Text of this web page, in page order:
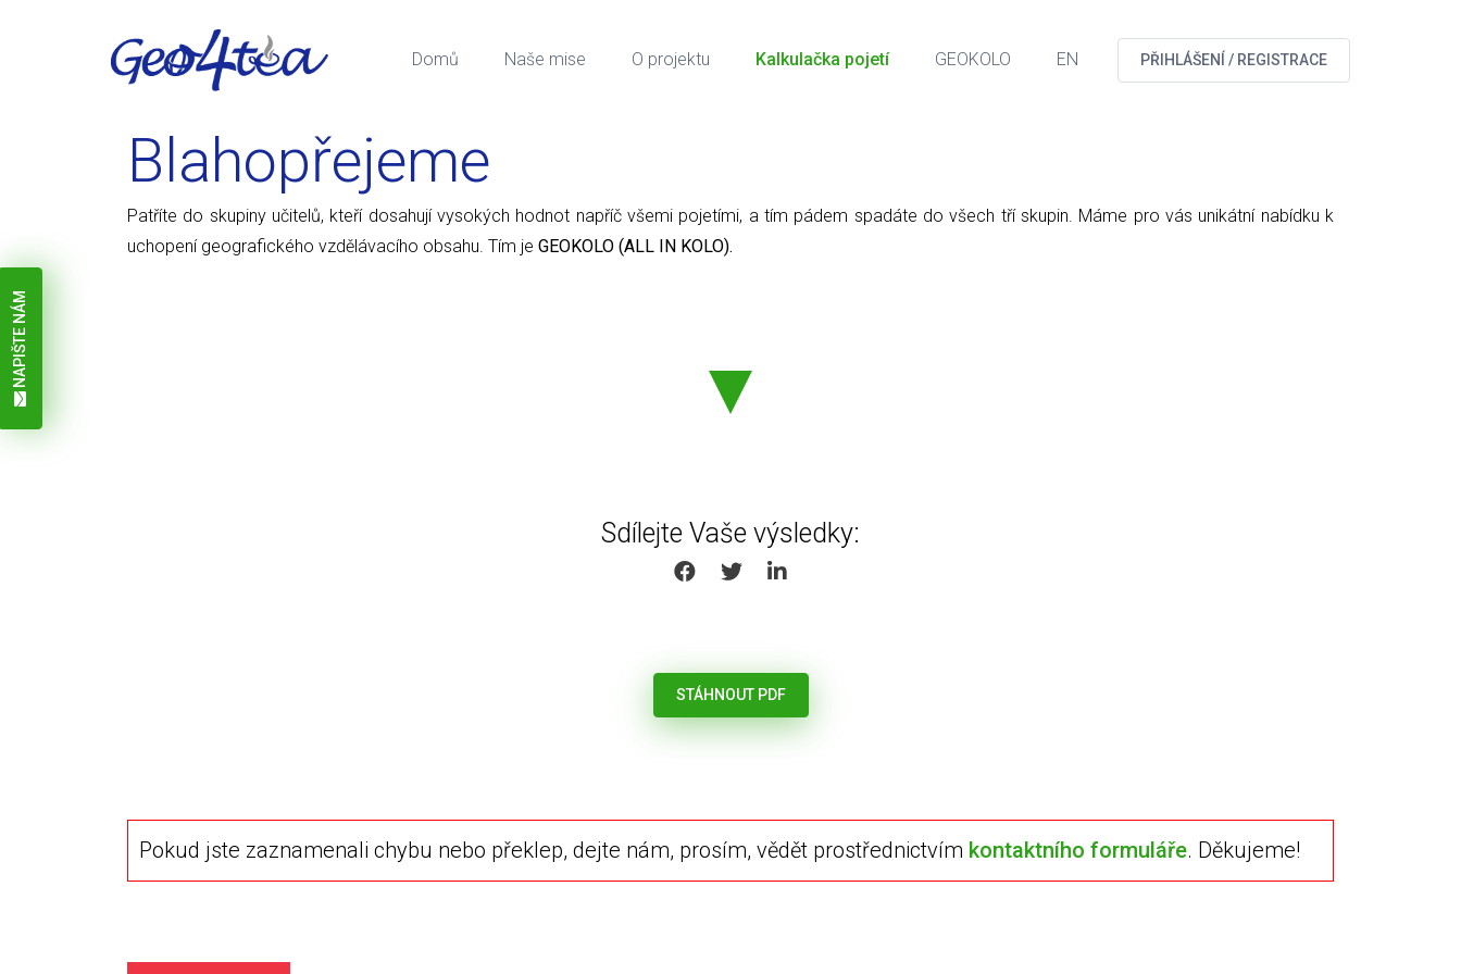
Domů Naše mise O projektu Kalkulačka pojetí GEOKOLO EN PŘIHLÁŠENÍ / REGISTRACE
NAPIŠTE NÁM
Blahopřejeme
Patříte do skupiny učitelů, kteří dosahují vysokých hodnot napříč všemi pojetími, a tím pádem spadáte do všech tří skupin. Máme pro vás unikátní nabídku k
uchopení geografického vzdělávacího obsahu. Tím je GEOKOLO (ALL IN KOLO).
Sdílejte Vaše výsledky:
SHARE ON FACEBOOK
SHARE ON TWITTER
SHARE ON LINKEDIN
STÁHNOUT PDF
Pokud jste zaznamenali chybu nebo překlep, dejte nám, prosím, vědět prostřednictvím kontaktního formuláře. Děkujeme!